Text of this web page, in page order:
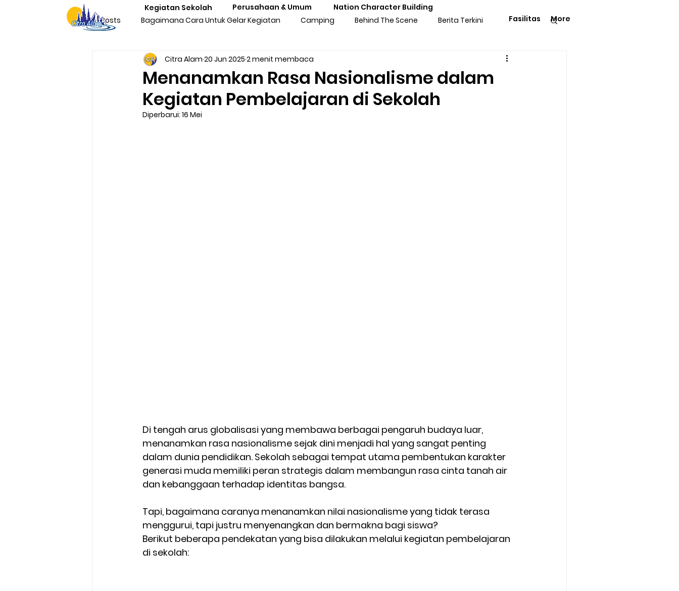
Kegiatan Sekolah Perusahaan & Umum
Nation Character Building
Fasilitas
More
All Posts Bagaimana Cara Untuk Gelar Kegiatan Camping Behind The Scene Berita Terkini
Character Building Team Building Gathering Outbound Pengetahuan
Produktivitas Program Kegiatan Sekolah Training Kebangsaan Tren Komunitas
Menanamkan Rasa Nasionalisme dalam
Kegiatan Pembelajaran di Sekolah
Citra Alam 20 Jun 2025 2 menit membaca
Diperbarui: 16 Mei
Di tengah arus globalisasi yang membawa berbagai pengaruh budaya luar,
menanamkan rasa nasionalisme sejak dini menjadi hal yang sangat penting
dalam dunia pendidikan. Sekolah sebagai tempat utama pembentukan karakter
generasi muda memiliki peran strategis dalam membangun rasa cinta tanah air
dan kebanggaan terhadap identitas bangsa.
Tapi, bagaimana caranya menanamkan nilai nasionalisme yang tidak terasa
menggurui, tapi justru menyenangkan dan bermakna bagi siswa?
Berikut beberapa pendekatan yang bisa dilakukan melalui kegiatan pembelajaran
di sekolah: